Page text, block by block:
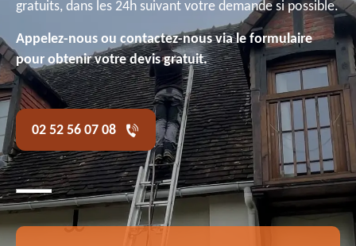
gratuits, dans les 24h suivant votre demande si possible.
Appelez-nous ou contactez-nous via le formulaire
pour obtenir votre devis gratuit.
02 52 56 07 08